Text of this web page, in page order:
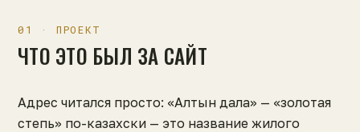
01 · ПРОЕКТ
ЧТО ЭТО БЫЛ ЗА САЙТ
Адрес читался просто: «Алтын дала» — «золотая
степь» по-казахски — это название жилого